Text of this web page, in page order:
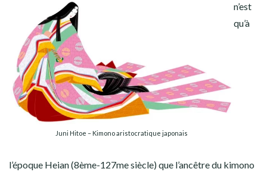
Juni Hitoe – Kimono aristocratique japonais
n’est
qu’à
l’époque Heian (8ème-127me siècle) que l’ancêtre du kimono